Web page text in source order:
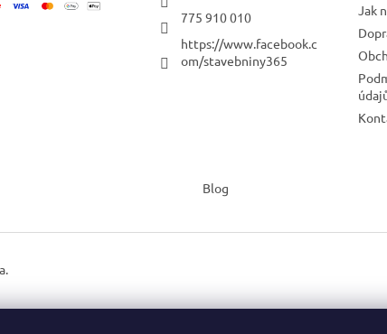
775 910 010
https://www.facebook.c
om/stavebniny365
Jak
Blog